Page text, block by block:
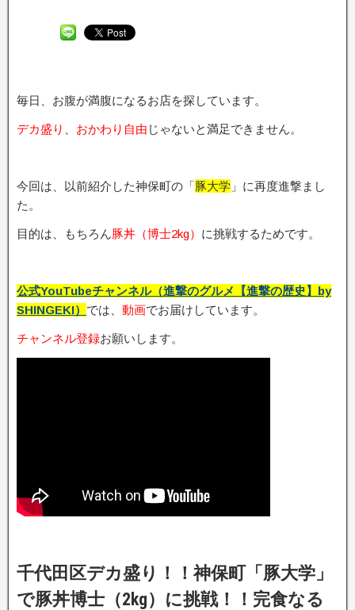
毎日、お腹が満腹になるお店を探しています。
デカ盛り おかわり自由 じゃないと満足できません。
今回は、以前紹介した神保町の「豚大学 」に再度進撃まし
た。
目的は、もちろん豚丼（博士2kg） に挑戦するためです。
公式YouTubeチャンネル（進撃のグルメ【進撃の歴史】by
SHINGEKI） では、 動画でお届けしています。
チャンネル登録お願いします。
千代田区デカ盛り！！神保町「豚大学」
で豚丼博士（2kg）に挑戦！！完食なる